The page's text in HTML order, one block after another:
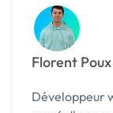
Florent Poux
Développeur